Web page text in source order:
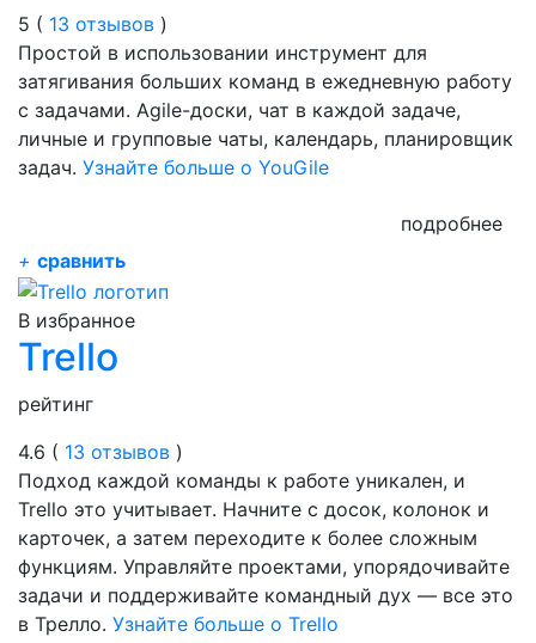
5 ( 13 отзывов )
Простой в использовании инструмент для
затягивания больших команд в ежедневную работу
с задачами. Agile-доски, чат в каждой задаче,
личные и групповые чаты, календарь, планировщик
задач. Узнайте больше о YouGile
подробнее
+ сравнить
В избранное
Trello
рейтинг
4.6 ( 13 отзывов )
Подход каждой команды к работе уникален, и
Trello это учитывает. Начните с досок, колонок и
карточек, а затем переходите к более сложным
функциям. Управляйте проектами, упорядочивайте
задачи и поддерживайте командный дух — все это
в Трелло. Узнайте больше о Trello